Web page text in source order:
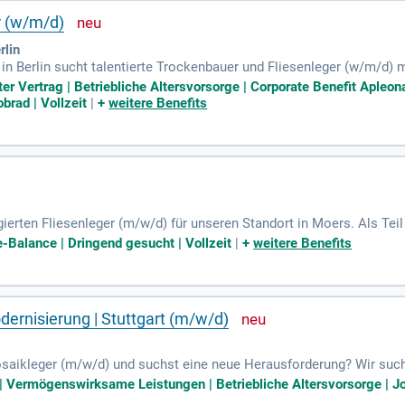
(w/m/d)
Berlin sucht talentierte Trockenbauer und Fliesenleger (w/m/d)
die fachgerechte Vorbereitung und Montage von
Fliesenlegerarbeiten im Dünnbettverfahren und die
Berufserfahrung und eine selbstständige, praxisorientierte
Projekte im Bereich Wohnservice. Jetzt bewerben und
Vertrag | Betriebliche Altersvorsorge | Corporate Benefit
| Vollzeit |+weitere Benefits
Fliesenleger (m/w/d) für unseren Standort in Moers. Als Teil
und Transparenz. Unterstützen Sie uns dabei, unseren
im Fliesen-, Platten- und Mosaiklegen sowie in der
Balance | Dringend gesucht | Vollzeit |+weitere Benefits
| Stuttgart (m/w/d)
(m/w/d) und suchst eine neue Herausforderung? Wir
in der Bestandspflege von Wohnimmobilien. Flexibilität und
Zuschlägen sowie einer jährlichen Erfolgsbeteiligung.
Leistungen | Betriebliche Altersvorsorge |